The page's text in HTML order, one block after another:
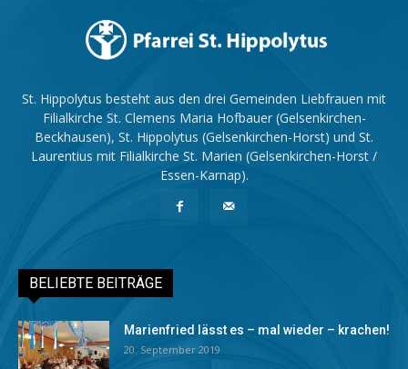
St. Hippolytus besteht aus den drei Gemeinden Liebfrauen mit
Filialkirche St. Clemens Maria Hofbauer (Gelsenkirchen-
Beckhausen), St. Hippolytus (Gelsenkirchen-Horst) und St.
Laurentius mit Filialkirche St. Marien (Gelsenkirchen-Horst /
Essen-Karnap).
BELIEBTE BEITRÄGE
Marienfried lässt es – mal wieder – krachen!
20. September 2019